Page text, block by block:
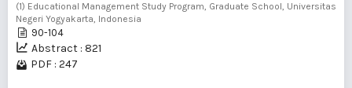
(1) Educational Management Study Program, Graduate School, Universitas
Negeri Yogyakarta, Indonesia
90-104
Abstract : 821
PDF : 247